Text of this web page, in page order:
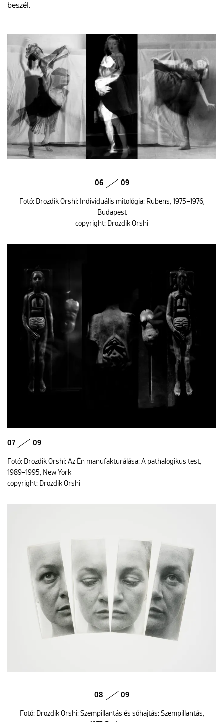
beszél.
06 09
Fotó: Drozdik Orshi: Individuális mitológia: Rubens, 1975–1976,
Budapest
copyright: Drozdik Orshi
07 09
Fotó: Drozdik Orshi: Az Én manufakturálása: A pathalogikus test,
1989–1995, New York
copyright: Drozdik Orshi
08 09
Fotó: Drozdik Orshi: Szempillantás és sóhajtás: Szempillantás,